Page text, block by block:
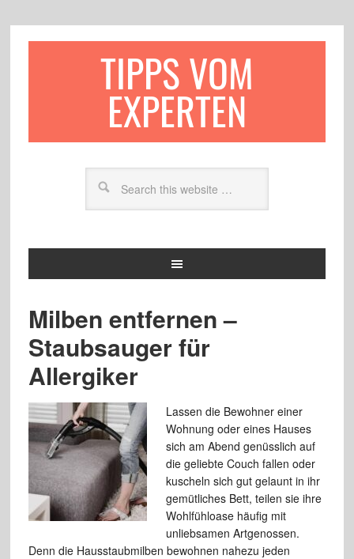
TIPPS VOM
EXPERTEN
Milben entfernen –
Staubsauger für
Allergiker
Lassen die Bewohner einer
Wohnung oder eines Hauses
sich am Abend genüsslich auf
die geliebte Couch fallen oder
kuscheln sich gut gelaunt in ihr
gemütliches Bett, teilen sie ihre
Wohlfühloase häufig mit
unliebsamen Artgenossen.
Denn die Hausstaubmilben bewohnen nahezu jeden